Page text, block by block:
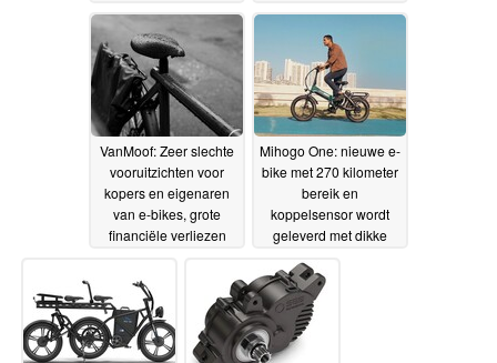
VanMoof: Zeer slechte
vooruitzichten voor
kopers en eigenaren
van e-bikes, grote
financiële verliezen
Mihogo One: nieuwe e-
bike met 270 kilometer
bereik en
koppelsensor wordt
geleverd met dikke
16-12-2023